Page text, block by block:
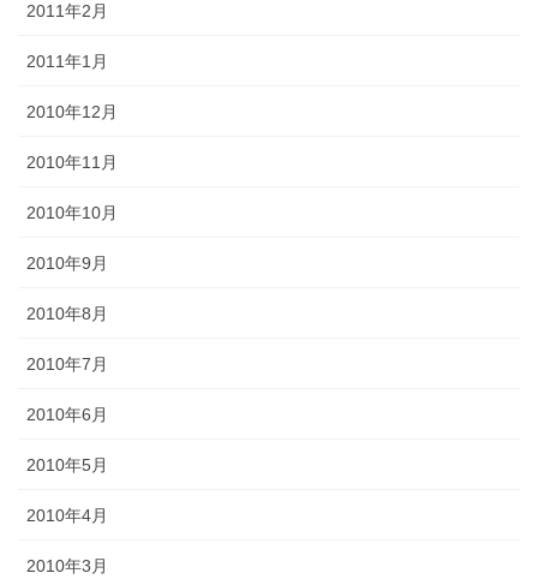
2011年2月
2011年1月
2010年12月
2010年11月
2010年10月
2010年9月
2010年8月
2010年7月
2010年6月
2010年5月
2010年4月
2010年3月